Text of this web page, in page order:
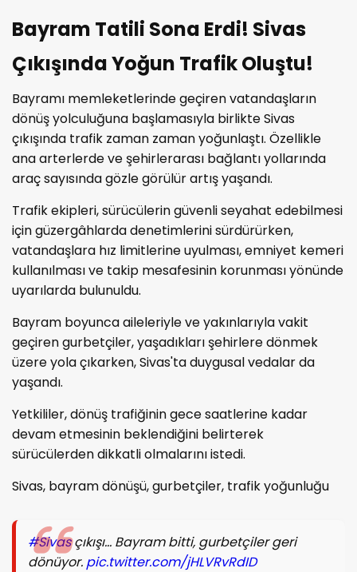
Bayram Tatili Sona Erdi! Sivas
Çıkışında Yoğun Trafik Oluştu!
Bayramı memleketlerinde geçiren vatandaşların
dönüş yolculuğuna başlamasıyla birlikte Sivas
çıkışında trafik zaman zaman yoğunlaştı. Özellikle
ana arterlerde ve şehirlerarası bağlantı yollarında
araç sayısında gözle görülür artış yaşandı.
Trafik ekipleri, sürücülerin güvenli seyahat edebilmesi
için güzergâhlarda denetimlerini sürdürürken,
vatandaşlara hız limitlerine uyulması, emniyet kemeri
kullanılması ve takip mesafesinin korunması yönünde
uyarılarda bulunuldu.
Bayram boyunca aileleriyle ve yakınlarıyla vakit
geçiren gurbetçiler, yaşadıkları şehirlere dönmek
üzere yola çıkarken, Sivas'ta duygusal vedalar da
yaşandı.
Yetkililer, dönüş trafiğinin gece saatlerine kadar
devam etmesinin beklendiğini belirterek
sürücülerden dikkatli olmalarını istedi.
Sivas, bayram dönüşü, gurbetçiler, trafik yoğunluğu
#Sivasçıkışı… Bayram bitti, gurbetçiler geri
dönüyor. pic.twitter.com/jHLVRvRdID